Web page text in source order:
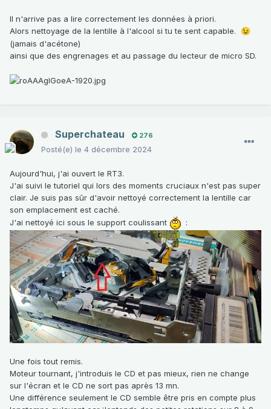
Il n'arrive pas a lire correctement les données à priori.
Alors nettoyage de la lentille à l'alcool si tu te sent capable. 😉
(jamais d'acétone)
ainsi que des engrenages et au passage du lecteur de micro SD.
Superchateau 276
Posté(e) le 4 décembre 2024
Aujourd'hui, j'ai ouvert le RT3.
J'ai suivi le tutoriel qui lors des moments cruciaux n'est pas super
clair. Je suis pas sûr d'avoir nettoyé correctement la lentille car
son emplacement est caché.
J'ai nettoyé ici sous le support coulissant
:
Une fois tout remis.
Moteur tournant, j'introduis le CD et pas mieux, rien ne change
sur l'écran et le CD ne sort pas après 13 mn.
Une différence seulement le CD semble être pris en compte plus